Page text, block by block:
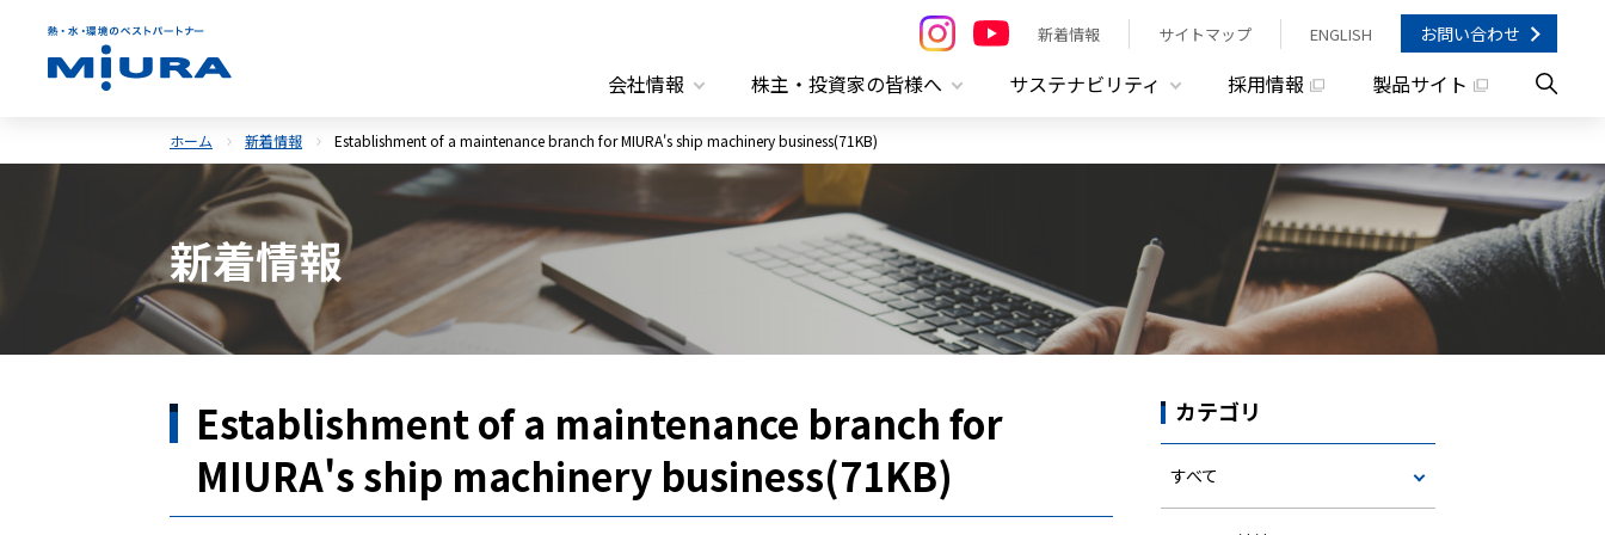
新着情報 サイトマップ ENGLISH お問い合わせ
会社情報 株主・投資家の皆様へ サステナビリティ 採用情報 製品サイト
ホーム 新着情報 Establishment of a maintenance branch for MIURA's ship machinery business(71KB)
新着情報
Establishment of a maintenance branch for
MIURA's ship machinery business(71KB)
カテゴリ
すべて